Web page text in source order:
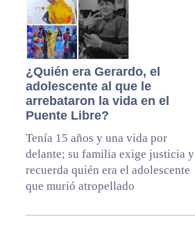
¿Quién era Gerardo, el
adolescente al que le
arrebataron la vida en el
Puente Libre?
Tenía 15 años y una vida por
delante; su familia exige justicia y
recuerda quién era el adolescente
que murió atropellado